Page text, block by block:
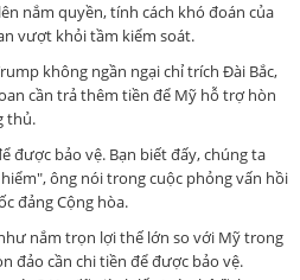
nắm quyền, tính cách khó đoán của
vượt khỏi tầm kiểm soát.
không ngần ngại chỉ trích Đài Bắc,
cần trả thêm tiền để Mỹ hỗ trợ hòn
thủ.
được bảo vệ. Bạn biết đấy, chúng ta
ông nói trong cuộc phỏng vấn hồi
đảng Cộng hòa.
nắm trọn lợi thế lớn so với Mỹ trong
đảo cần chi tiền để được bảo vệ.